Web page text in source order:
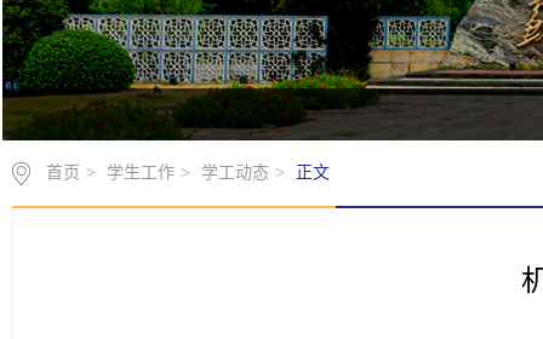
首页 > 学生工作 > 学工动态 > 正文